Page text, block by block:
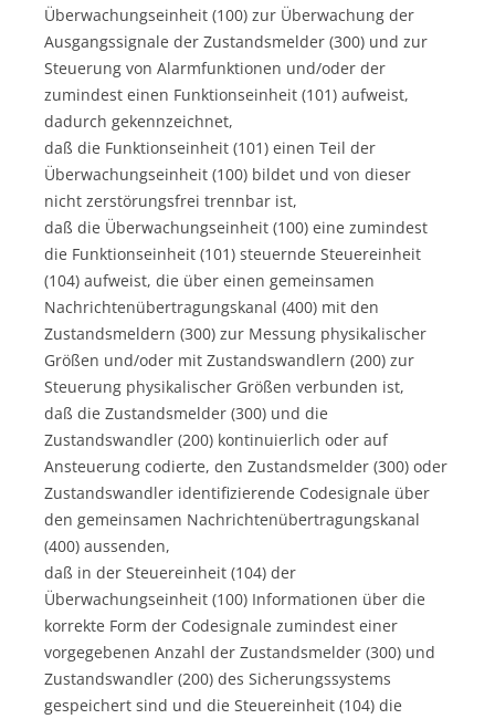
Überwachungseinheit (100) zur Überwachung der
Ausgangssignale der Zustandsmelder (300) und zur
Steuerung von Alarmfunktionen und/oder der
zumindest einen Funktionseinheit (101) aufweist,
dadurch gekennzeichnet,
daß die Funktionseinheit (101) einen Teil der
Überwachungseinheit (100) bildet und von dieser
nicht zerstörungsfrei trennbar ist,
daß die Überwachungseinheit (100) eine zumindest
die Funktionseinheit (101) steuernde Steuereinheit
(104) aufweist, die über einen gemeinsamen
Nachrichtenübertragungskanal (400) mit den
Zustandsmeldern (300) zur Messung physikalischer
Größen und/oder mit Zustandswandlern (200) zur
Steuerung physikalischer Größen verbunden ist,
daß die Zustandsmelder (300) und die
Zustandswandler (200) kontinuierlich oder auf
Ansteuerung codierte, den Zustandsmelder (300) oder
Zustandswandler identifizierende Codesignale über
den gemeinsamen Nachrichtenübertragungskanal
(400) aussenden,
daß in der Steuereinheit (104) der
Überwachungseinheit (100) Informationen über die
korrekte Form der Codesignale zumindest einer
vorgegebenen Anzahl der Zustandsmelder (300) und
Zustandswandler (200) des Sicherungssystems
gespeichert sind und die Steuereinheit (104) die